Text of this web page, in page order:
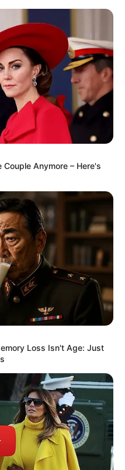
Couple Anymore – Here's
Loss Isn't Age: Just